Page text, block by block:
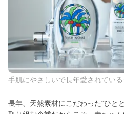
手肌にやさしいで長年愛されてい
長年、天然素材にこだわった“ひと